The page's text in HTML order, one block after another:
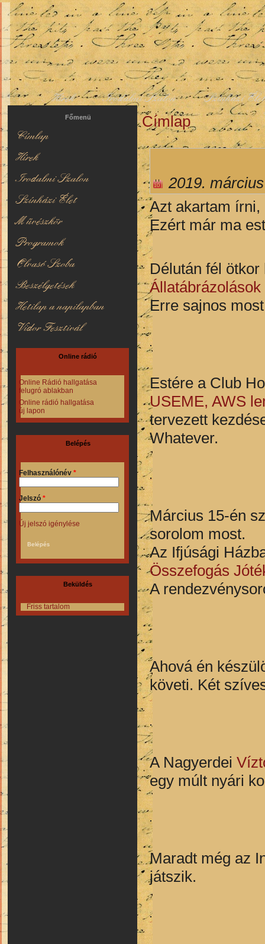
Hírek Irodalmi Szalon Színházi
Főmenü
Címlap
Hírek
Irodalmi Szalon
Színházi Élet
Művészkör
Programok
Olvasó Szoba
Beszélgetések
Hetilap a napilapban
Vidor Fesztivál
Online rádió
Online Rádió hallgatása
felugró ablakban
Online rádió hallgatása
új lapon
Belépés
Felhasználónév *
Jelszó *
Új jelszó igénylése
Beküldés
Friss tartalom
Jelenlegi hely
Címlap
2019.
Azt akartam írni,
Ezért már ma
Délután fél
Erre sajnos
Estére a Club
USEME, AWS
tervezett
Whatever.
Március 15-én
sorolom most.
Az Ifjúsági
Összefogás
A
Ahová én
követi. Két
A Nagyerdei
egy múlt nyári
Maradt még az
játszik.